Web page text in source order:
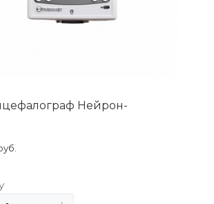
Нейрон-